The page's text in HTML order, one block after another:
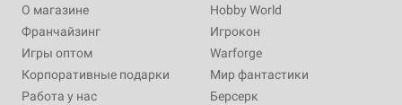
О магазине
Франчайзинг
Игры оптом
Корпоративные подарки
Работа у нас
Hobby World
Игрокон
Warforge
Мир фантастики
Берсерк